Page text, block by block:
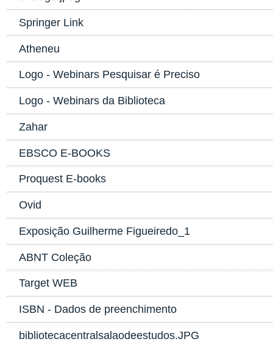
Springer Link
Atheneu
Logo - Webinars Pesquisar é Preciso
Logo - Webinars da Biblioteca
Zahar
EBSCO E-BOOKS
Proquest E-books
Ovid
Exposição Guilherme Figueiredo_1
ABNT Coleção
Target WEB
ISBN - Dados de preenchimento
bibliotecacentralsalaodeestudos.JPG